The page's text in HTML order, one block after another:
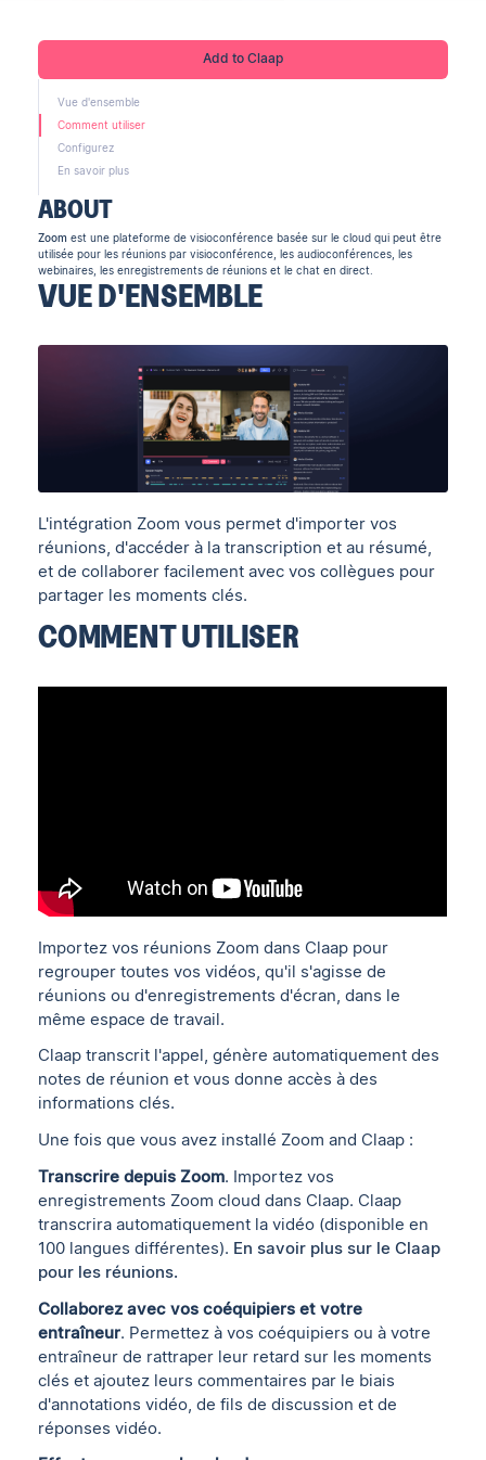
Add to Claap
Vue d'ensemble
Comment utiliser
Configurez
En savoir plus
ABOUT
Zoom est une plateforme de visioconférence basée sur le cloud qui peut être
utilisée pour les réunions par visioconférence, les audioconférences, les
webinaires, les enregistrements de réunions et le chat en direct.
VUE D'ENSEMBLE
L'intégration Zoom vous permet d'importer vos
réunions, d'accéder à la transcription et au résumé,
et de collaborer facilement avec vos collègues pour
partager les moments clés.
COMMENT UTILISER
Importez vos réunions Zoom dans Claap pour
regrouper toutes vos vidéos, qu'il s'agisse de
réunions ou d'enregistrements d'écran, dans le
même espace de travail.
Claap transcrit l'appel, génère automatiquement des
notes de réunion et vous donne accès à des
informations clés.
Une fois que vous avez installé Zoom and Claap :
Transcrire depuis Zoom. Importez vos
enregistrements Zoom cloud dans Claap. Claap
transcrira automatiquement la vidéo (disponible en
100 langues différentes). En savoir plus sur le Claap
pour les réunions.
Collaborez avec vos coéquipiers et votre
entraîneur. Permettez à vos coéquipiers ou à votre
entraîneur de rattraper leur retard sur les moments
clés et ajoutez leurs commentaires par le biais
d'annotations vidéo, de fils de discussion et de
réponses vidéo.